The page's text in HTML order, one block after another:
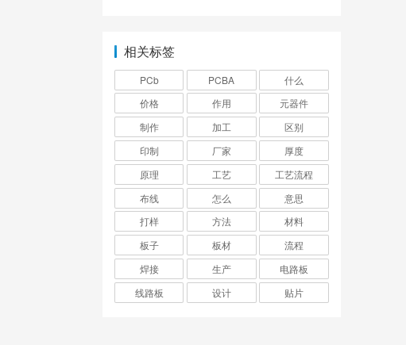
相关标签
PCb PCBA
什么
价格
作用
元器件
制作
加工
区别
印制
厂家
厚度
原理
工艺
工艺流程
布线
怎么
意思
打样
方法
材料
板子
板材
流程
焊接
生产
电路板
线路板
设计 贴片